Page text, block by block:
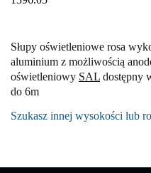
Słupy oświetleniowe rosa
aluminium z możliwością
oświetleniowy SAL dostępny
do 6m
Szukasz innej wysokości lub